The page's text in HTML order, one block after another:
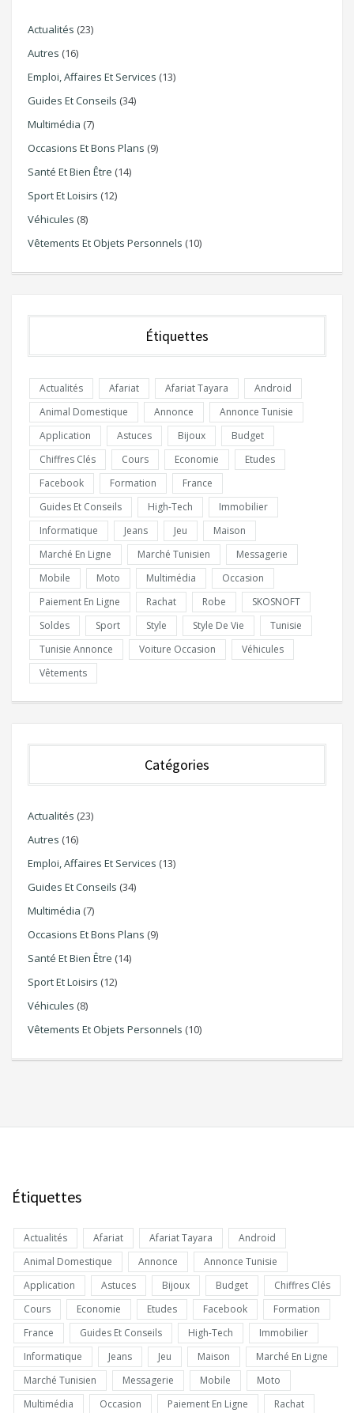
Actualités (23)
Autres (16)
Emploi, Affaires Et Services (13)
Guides Et Conseils (34)
Multimédia (7)
Occasions Et Bons Plans (9)
Santé Et Bien Être (14)
Sport Et Loisirs (12)
Véhicules (8)
Vêtements Et Objets Personnels (10)
Étiquettes
Actualités Afariat Afariat Tayara
Android
Animal Domestique
Annonce
Annonce Tunisie
Application
Astuces Bijoux
Budget
Chiffres Clés
Cours Economie
Etudes
Facebook
Formation
France
Guides Et Conseils
High-Tech
Immobilier
Informatique
Jeans Jeu
Maison
Marché En Ligne
Marché Tunisien
Messagerie
Mobile
Moto Multimédia
Occasion
Paiement En Ligne
Rachat Robe
SKOSNOFT
Soldes
Sport Style Style De Vie
Tunisie
Tunisie Annonce
Voiture Occasion
Véhicules
Vêtements
Catégories
Actualités (23)
Autres (16)
Emploi, Affaires Et Services (13)
Guides Et Conseils (34)
Multimédia (7)
Occasions Et Bons Plans (9)
Santé Et Bien Être (14)
Sport Et Loisirs (12)
Véhicules (8)
Vêtements Et Objets Personnels (10)
Étiquettes
Actualités Afariat Afariat Tayara
Android
Animal Domestique
Annonce
Annonce Tunisie
Application
Astuces Bijoux Budget
Chiffres Clés
Cours
Economie Etudes Facebook
Formation
France
Guides Et Conseils High-Tech
Immobilier
Informatique
Jeans Jeu Maison
Marché En Ligne
Marché Tunisien
Messagerie Mobile
Moto
Multimédia
Occasion Paiement En Ligne
Rachat